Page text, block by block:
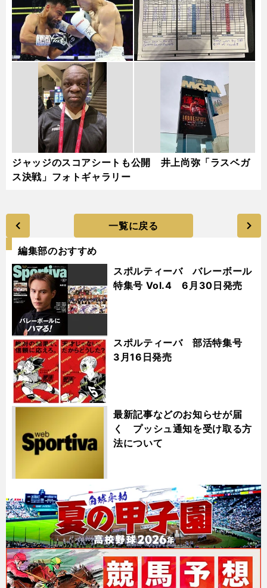
ジャッジのスコアシートも公開 井上尚弥「ラスベガ
ス決戦」フォトギャラリー
一覧に戻る
編集部のおすすめ
スポルティーバ バレーボール
特集号 Vol.4 6月30日発売
スポルティーバ 部活特集号
3月16日発売
最新記事などのお知らせが届
く プッシュ通知を受け取る方
法について